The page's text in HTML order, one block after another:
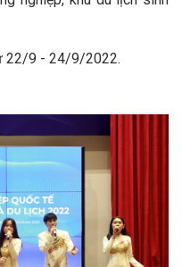
22/9 - 24/9/2022.